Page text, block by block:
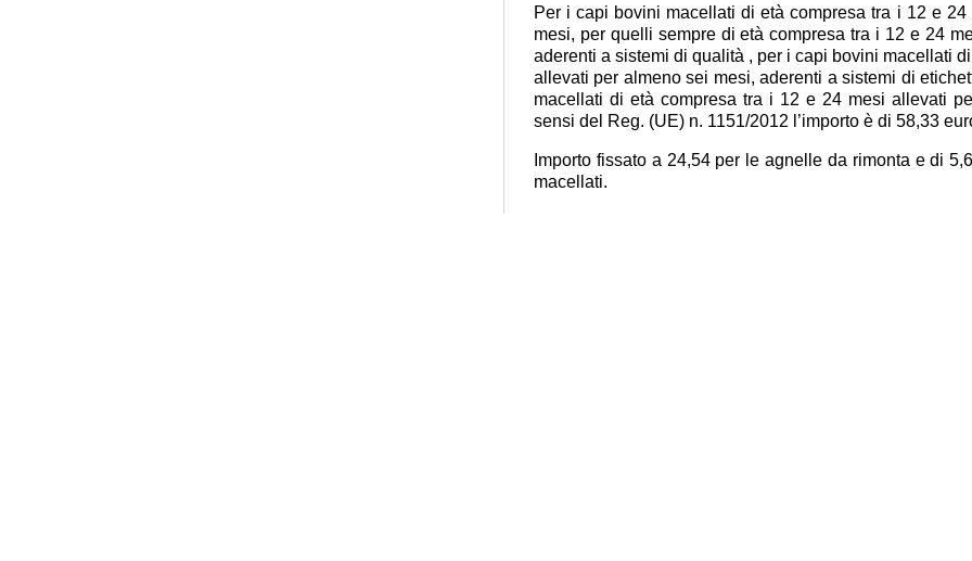
Per i capi bovini macellati di età compresa tra i 12 e
mesi, per quelli sempre di età compresa tra i 12 e 24
aderenti a sistemi di qualità , per i capi bovini macellati
allevati per almeno sei mesi, aderenti a sistemi di
macellati di età compresa tra i 12 e 24 mesi allevati
sensi del Reg. (UE) n. 1151/2012 l’importo è di 58,33
Importo fissato a 24,54 per le agnelle da rimonta e di
macellati.